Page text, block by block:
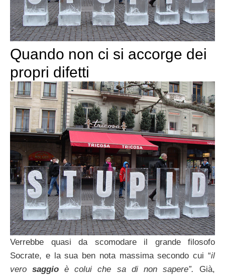
Quando non ci si accorge dei
propri difetti
Verrebbe quasi da scomodare il grande filosofo
Socrate, e la sua ben nota massima secondo cui “il
verosaggio è colui che sa di non sapere”.
Già,